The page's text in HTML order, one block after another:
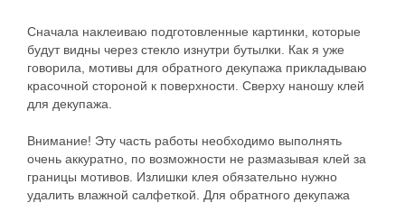
Сначала наклеиваю подготовленные картинки, которые
будут видны через стекло изнутри бутылки. Как я уже
говорила, мотивы для обратного декупажа прикладываю
красочной стороной к поверхности. Сверху наношу клей
для декупажа.
Внимание! Эту часть работы необходимо выполнять
очень аккуратно, по возможности не размазывая клей за
границы мотивов. Излишки клея обязательно нужно
удалить влажной салфеткой. Для обратного декупажа